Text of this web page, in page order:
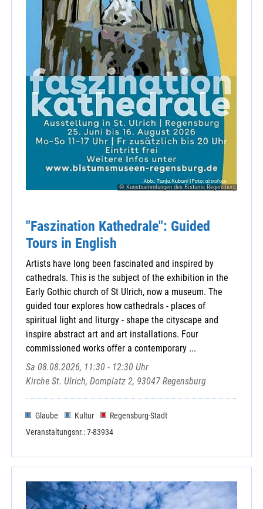
© Kunstsammlungen des Bistums Regensburg
"Faszination Kathedrale": Guided
Tours in English
Artists have long been fascinated and inspired by
cathedrals. This is the subject of the exhibition in the
Early Gothic church of St Ulrich, now a museum. The
guided tour explores how cathedrals - places of
spiritual light and liturgy - shape the cityscape and
inspire abstract art and art installations. Four
commissioned works offer a contemporary ...
Sa 08.08.2026, 11:30 - 12:30 Uhr
Kirche St. Ulrich, Domplatz 2, 93047 Regensburg
Glaube Kultur
Regensburg-Stadt
Veranstaltungsnr.: 7-83934